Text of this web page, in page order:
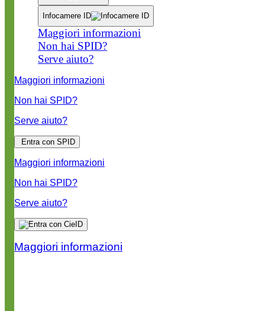
Infocamere ID
Maggiori informazioni
Non hai SPID?
Serve aiuto?
Maggiori informazioni
Non hai SPID?
Serve aiuto?
Entra con SPID
Maggiori informazioni
Non hai SPID?
Serve aiuto?
Maggiori informazioni